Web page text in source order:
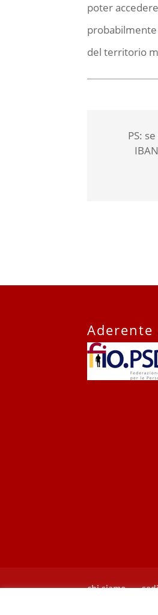
poter
probabilmente
del territorio
PS:
Aderente
chi siamo